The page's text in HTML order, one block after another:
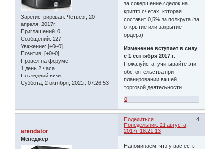
Зарегистрирован: Четверг, 20
апреля, 2017г.
Приглашений: 0
Сообщений: 227
Уважение: [+0/-0]
Позитив: [+0/-0]
Провел на форуме:
1 день 2 часа
Последний визит:
Суббота, 2 октября, 2021г. 07:26:53
за совершение сделок на
крипто счетах, которая
составит 0,5% за полкруга (за
открытие или закрытие
ордера).
Изменение вступает в силу
с 1 сентября 2017 г.
Пожалуйста, учитывайте эти
обстоятельства при
планировании вашей
торговой деятельности.
0
Поделиться
4
Понедельник, 21 августа,
2017г. 18:21:13
arendator
Менеджер
Напоминаем, что у вас есть